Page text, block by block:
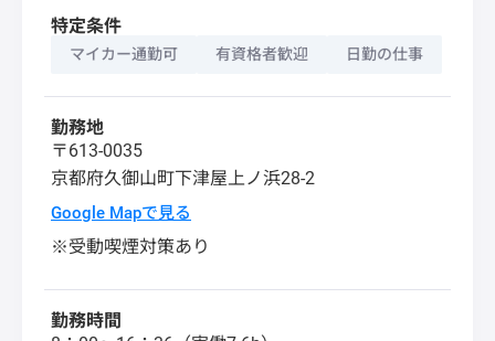
特定条件
マイカー通勤可 有資格者歓迎 日勤の仕事
勤務地
〒613-0035
京都府久御山町下津屋上ノ浜28-2
Google Mapで見る
※受動喫煙対策あり
勤務時間